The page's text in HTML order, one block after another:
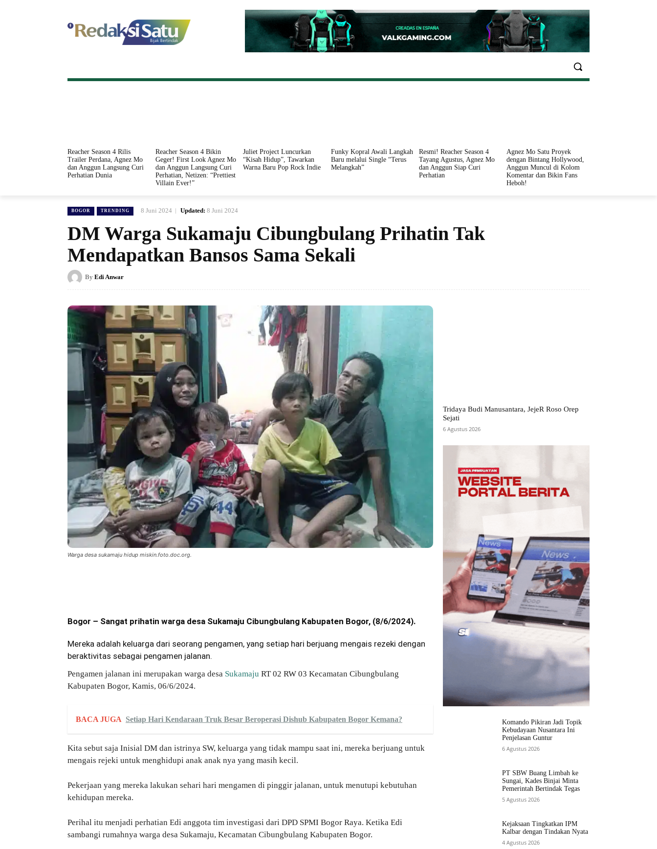
INFO SEHAT
Reacher Season 4 Rilis
Trailer Perdana, Agnez Mo
dan Anggun Langsung Curi
Perhatian Dunia
Reacher Season 4 Bikin
Geger! First Look Agnez Mo
dan Anggun Langsung Curi
Perhatian, Netizen: “Prettiest
Villain Ever!”
Juliet Project Luncurkan
“Kisah Hidup”, Tawarkan
Warna Baru Pop Rock Indie
Funky Kopral Awali Langkah
Baru melalui Single “Terus
Melangkah”
Resmi! Reacher Season 4
Tayang Agustus, Agnez Mo
dan Anggun Siap Curi
Perhatian
Agnez Mo Satu Proyek
dengan Bintang Hollywood,
Anggun Muncul di Kolom
Komentar dan Bikin Fans
Heboh!
BOGOR TRENDING 8 Juni 2024 Updated: 8 Juni 2024
DM Warga Sukamaju Cibungbulang Prihatin Tak
Mendapatkan Bansos Sama Sekali
By Edi Anwar
Warga desa sukamaju hidup miskin.foto.doc.org.
Bogor – Sangat prihatin warga desa Sukamaju Cibungbulang Kabupaten Bogor, (8/6/2024).
Mereka adalah keluarga dari seorang pengamen, yang setiap hari berjuang mengais rezeki dengan
beraktivitas sebagai pengamen jalanan.
Pengamen jalanan ini merupakan warga desa Sukamaju RT 02 RW 03 Kecamatan Cibungbulang
Kabupaten Bogor, Kamis, 06/6/2024.
BACA JUGA Setiap Hari Kendaraan Truk Besar Beroperasi Dishub Kabupaten Bogor Kemana?
Kita sebut saja Inisial DM dan istrinya SW, keluarga yang tidak mampu saat ini, mereka berjuang untuk
mengais rejeki untuk menghidupi anak anak nya yang masih kecil.
Pekerjaan yang mereka lakukan sehari hari mengamen di pinggir jalanan, untuk menutupi kebutuhan
kehidupan mereka.
Perihal itu menjadi perhatian Edi anggota tim investigasi dari DPD SPMI Bogor Raya. Ketika Edi
sambangi rumahnya warga desa Sukamaju, Kecamatan Cibungbulang Kabupaten Bogor.
Tridaya Budi Manusantara, JejeR Roso Orep
Sejati
6 Agustus 2026
Komando Pikiran Jadi Topik
Kebudayaan Nusantara Ini
Penjelasan Guntur
6 Agustus 2026
PT SBW Buang Limbah ke
Sungai, Kades Binjai Minta
Pemerintah Bertindak Tegas
5 Agustus 2026
Kejaksaan Tingkatkan IPM
Kalbar dengan Tindakan Nyata
4 Agustus 2026